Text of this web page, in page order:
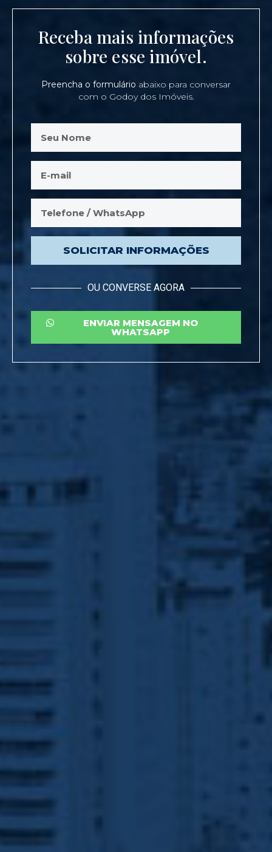
Receba mais informações
sobre esse imóvel.
Preencha o formulário abaixo para conversar
com o Godoy dos Imóveis.
SOLICITAR INFORMAÇÕES
OU CONVERSE AGORA
ENVIAR MENSAGEM NO
WHATSAPP